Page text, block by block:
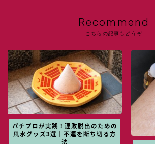
Recommend
こちらの記事もどうぞ
パチプロが実践！連敗脱出のための
風水グッズ3選｜不運を断ち切る方
法